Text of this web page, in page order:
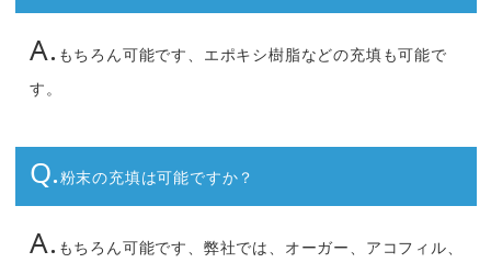
A. もちろん可能です、エポキシ樹脂などの充填も可能で
す。
Q.粉末の充填は可能ですか？
A. もちろん可能です、弊社では、オーガー、アコフィル、